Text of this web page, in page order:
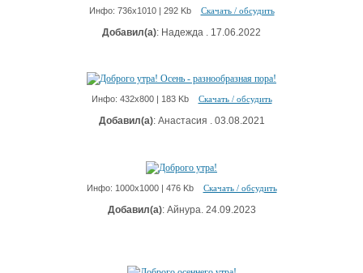
Инфо: 736х1010 | 292 Kb Скачать / обсудить
Добавил(а): Надежда . 17.06.2022
Инфо: 432х800 | 183 Kb Скачать / обсудить
Добавил(а): Анастасия . 03.08.2021
Инфо: 1000х1000 | 476 Kb Скачать / обсудить
Добавил(а): Айнура. 24.09.2023